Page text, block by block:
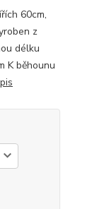
60cm,
z
délku
K běhounu